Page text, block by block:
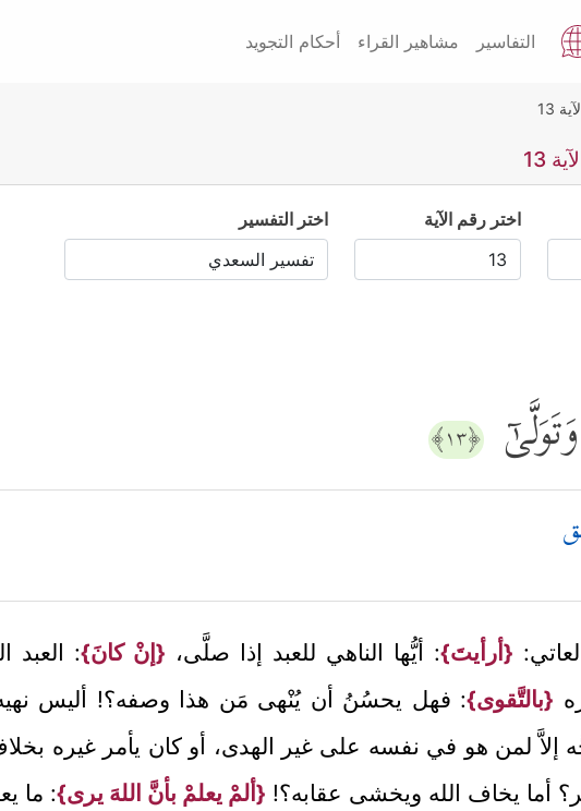
التفاسير مشاهير القراء أحكام التجويد
13
13
اختر رقم الآية اختر التفسير
﴿١٣﴾
{أرأيتَ}: أيُّها الناهي للعبد إذا صلَّى، {إنْ كانَ}: العبد
{بالتَّقوى}: فهل يحسُنُ أن يُنْهى مَن هذا وصفه؟! أليس نهيه
إلاَّ لمن هو في نفسه على غير الهدى، أو كان يأمر غيره
أما يخاف الله ويخشى عقابه؟! {ألمْ يعلمْ بأنَّ اللهَ يرى}: ما